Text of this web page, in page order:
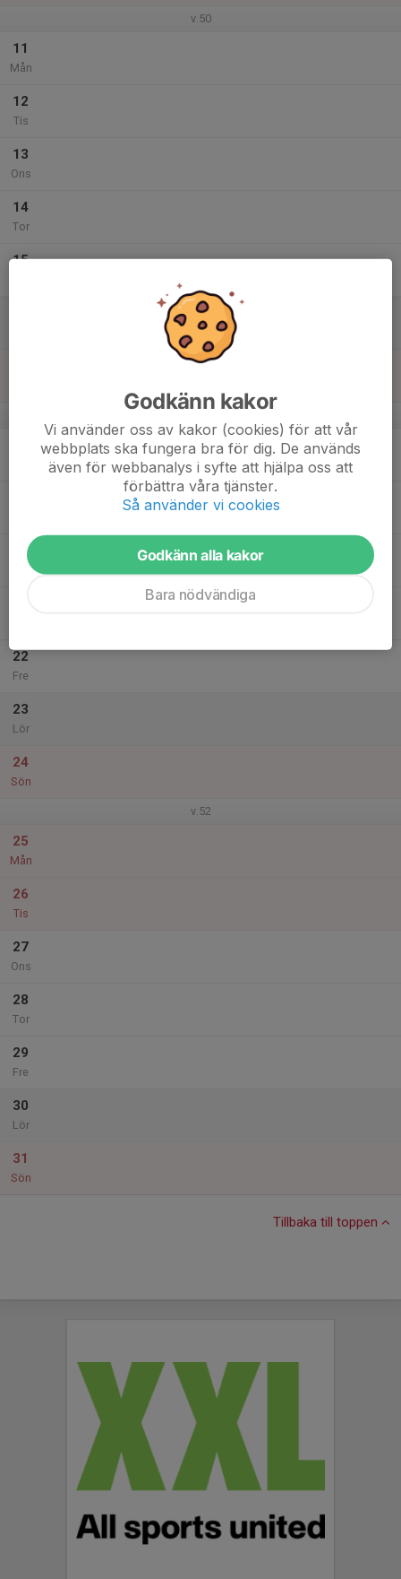
v.50
11
Mån
12
Tis
13
Ons
14
Tor
15
20
Ons
22
Fre
23
Lör
24
Sön
v.52
25
Mån
26
Tis
27
Ons
28
Tor
29
Fre
30
Lör
31
Sön
Tillbaka till toppen
Godkänn kakor
Vi använder oss av kakor (cookies) för att vår
webbplats ska fungera bra för dig. De används
även för webbanalys i syfte att hjälpa oss att
förbättra våra tjänster.
Så använder vi cookies
Godkänn alla kakor
Bara nödvändiga